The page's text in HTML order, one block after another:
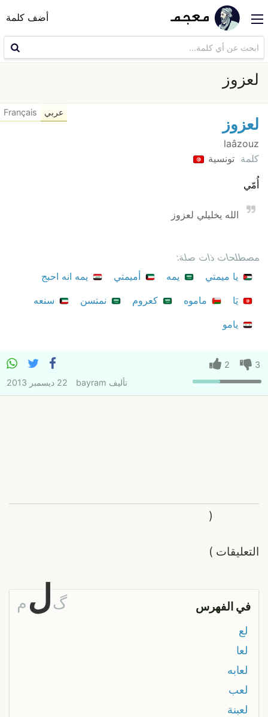
أضف كلمة
لعزوز
لعزوز
laâzouz
كلمة تونسية
أُمّي
الله يخليلي لعزوز
عربي Français
مصطلحات ذات صلة:
يا ميمتي
يمه أميمتي
يمه انه احبج
يَا
ماموه كعروم نمتسن
سنعه
يامو
3
2
تأليف bayram 22 ديسمبر 2013
التعليقات
(
)
في الفهرس گل م
لع
لعا
لعابه
لعب
لعبنة